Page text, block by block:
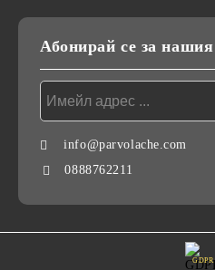
Абонирай се за
info@parvolache.com
0888762211
GDPR